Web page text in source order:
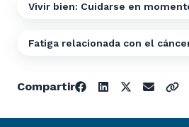
Vivir bien: Cuidarse en
Fatiga relacionada con el
Compartir